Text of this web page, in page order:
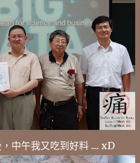
中午我又吃到好料 .... xD